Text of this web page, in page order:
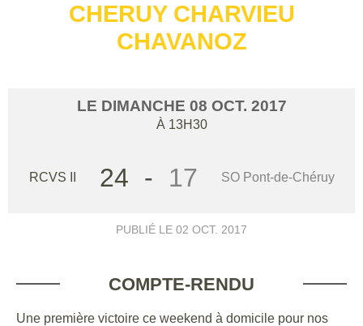
CHERUY CHARVIEU
CHAVANOZ
LE DIMANCHE 08 OCT. 2017
À 13H30
RCVS II 24 - 17 SO Pont-de-Chéruy
PUBLIÉ LE 02 OCT. 2017
COMPTE-RENDU
Une première victoire ce weekend à domicile pour nos